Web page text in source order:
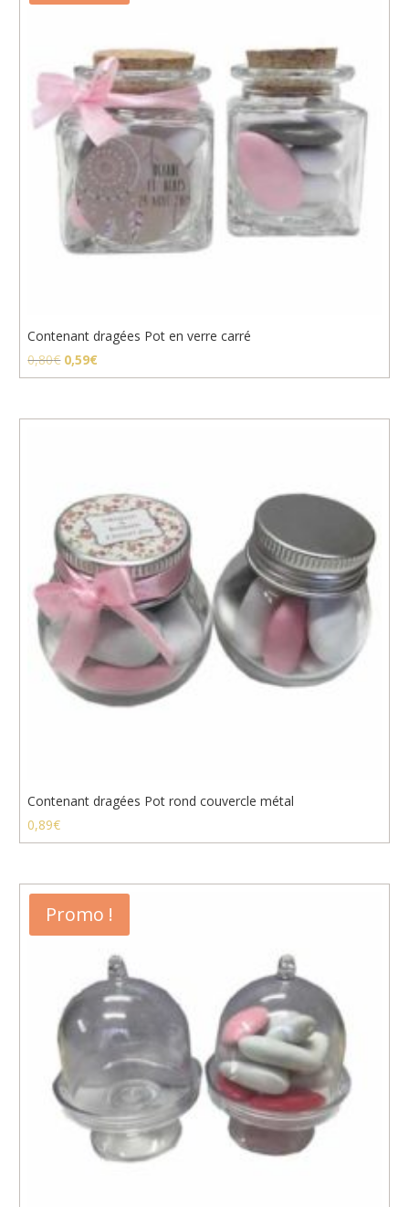
Contenant dragées Pot en verre carré
0,80€ Le
prix
était :
0,59€Le
prix
est :
Contenant dragées Pot rond couvercle métal
0,89€
Promo !